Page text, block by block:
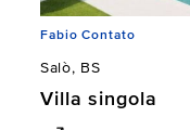
Fabio Contato
Salò, BS
Villa singola